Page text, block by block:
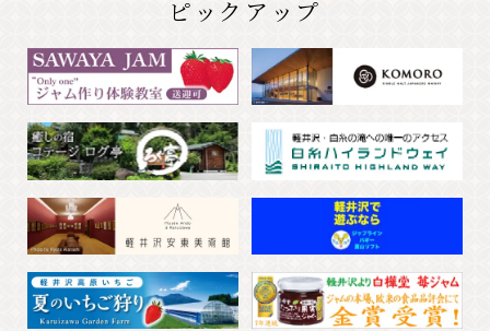
PR
ピックアップ